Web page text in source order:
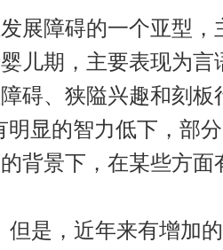
展障碍的一个亚型，
儿期，主要表现为言
碍、狭隘兴趣和刻板
显的智力低下，部分
背景下，在某些方面
但是，近年来有增加的